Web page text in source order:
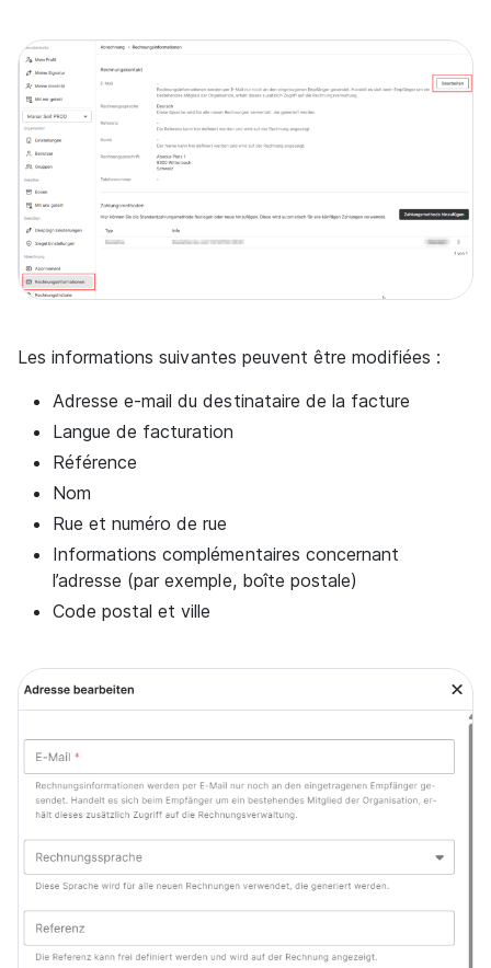
Les informations suivantes peuvent être modifiées :
Adresse e-mail du destinataire de la facture
Langue de facturation
Référence
Nom
Rue et numéro de rue
Informations complémentaires concernant
l’adresse (par exemple, boîte postale)
Code postal et ville